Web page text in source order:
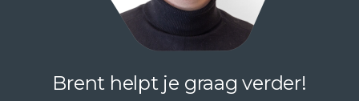
Brent helpt je graag verder!